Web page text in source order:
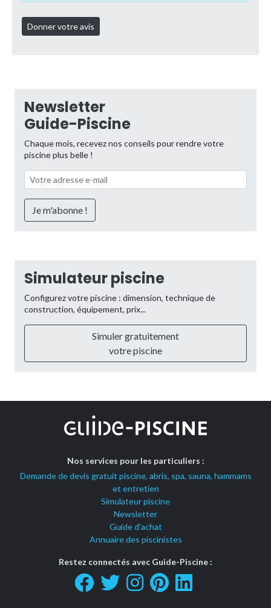
Newsletter
Guide-Piscine
Chaque mois, recevez nos conseils pour rendre votre
piscine plus belle !
Simulateur piscine
Configurez votre piscine : dimension, technique de
construction, équipement, prix...
Simuler gratuitement
votre piscine
Nos services pour les particuliers :
Demande de devis gratuit piscine, abris, spa, sauna, hammams
et entretien
Simulateur piscine
Newsletter
Guide d'achat
Annuaire des piscinistes
Restez connectés avec Guide-Piscine :